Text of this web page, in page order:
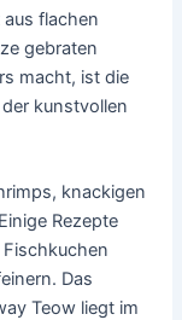
flachen
gebraten
macht, ist die
kunstvollen
knackigen
Rezepte
Das
Teow liegt im